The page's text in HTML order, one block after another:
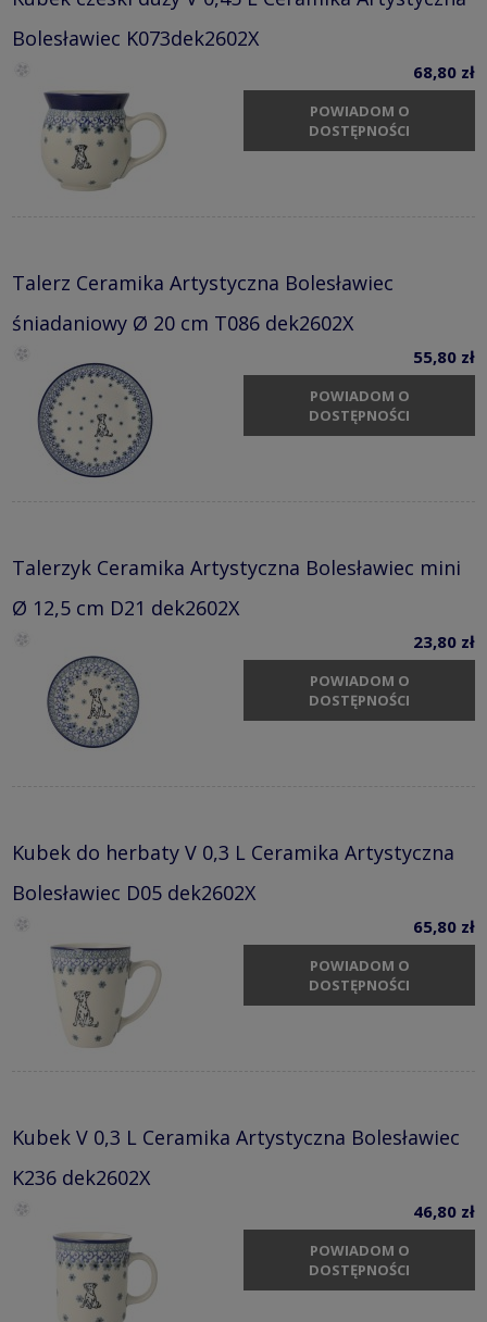
Bolesławiec K073dek2602X
68,80 zł
POWIADOM O
DOSTĘPNOŚCI
Talerz Ceramika Artystyczna Bolesławiec
śniadaniowy Ø 20 cm T086 dek2602X
55,80 zł
POWIADOM O
DOSTĘPNOŚCI
Talerzyk Ceramika Artystyczna Bolesławiec mini
Ø 12,5 cm D21 dek2602X
23,80 zł
POWIADOM O
DOSTĘPNOŚCI
Kubek do herbaty V 0,3 L Ceramika Artystyczna
Bolesławiec D05 dek2602X
65,80 zł
POWIADOM O
DOSTĘPNOŚCI
Kubek V 0,3 L Ceramika Artystyczna Bolesławiec
K236 dek2602X
46,80 zł
POWIADOM O
DOSTĘPNOŚCI